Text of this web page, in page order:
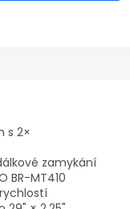
s 2×
zamykání
BR-MT410